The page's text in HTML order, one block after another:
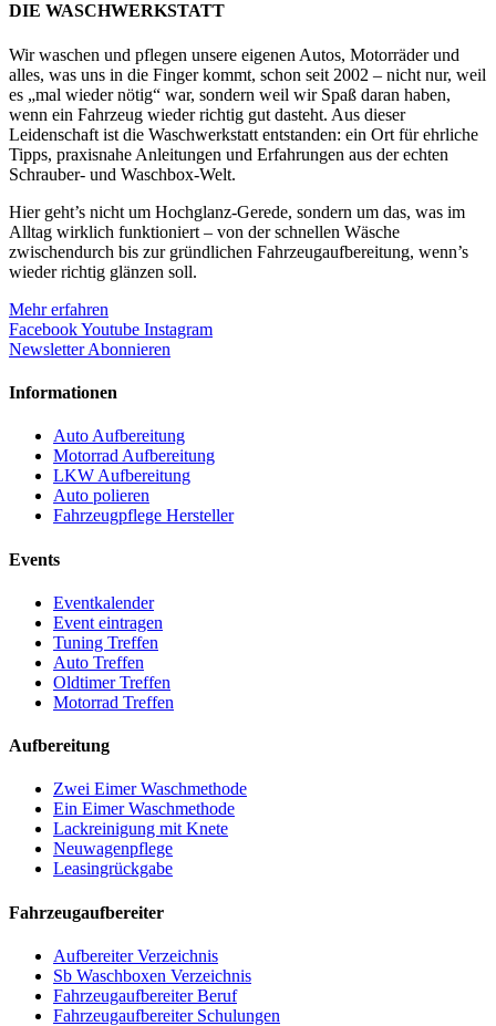
DIE WASCHWERKSTATT
Wir waschen und pflegen unsere eigenen Autos, Motorräder und
alles, was uns in die Finger kommt, schon seit 2002 – nicht nur, weil
es „mal wieder nötig“ war, sondern weil wir Spaß daran haben,
wenn ein Fahrzeug wieder richtig gut dasteht. Aus dieser
Leidenschaft ist die Waschwerkstatt entstanden: ein Ort für ehrliche
Tipps, praxisnahe Anleitungen und Erfahrungen aus der echten
Schrauber- und Waschbox-Welt.
Hier geht’s nicht um Hochglanz-Gerede, sondern um das, was im
Alltag wirklich funktioniert – von der schnellen Wäsche
zwischendurch bis zur gründlichen Fahrzeugaufbereitung, wenn’s
wieder richtig glänzen soll.
Mehr erfahren
FacebookYoutube Instagram
Newsletter Abonnieren
Informationen
Auto Aufbereitung
Motorrad Aufbereitung
LKW Aufbereitung
Auto polieren
Fahrzeugpflege Hersteller
Events
Eventkalender
Event eintragen
Tuning Treffen
Auto Treffen
Oldtimer Treffen
Motorrad Treffen
Aufbereitung
Zwei Eimer Waschmethode
Ein Eimer Waschmethode
Lackreinigung mit Knete
Neuwagenpflege
Leasingrückgabe
Fahrzeugaufbereiter
Aufbereiter Verzeichnis
Sb Waschboxen Verzeichnis
Fahrzeugaufbereiter Beruf
Fahrzeugaufbereiter Schulungen